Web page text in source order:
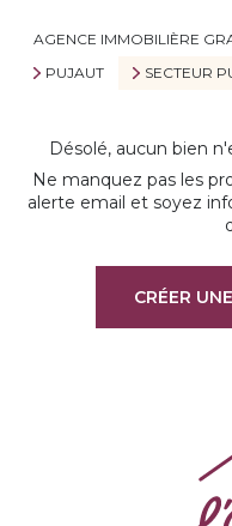
AGENCE IMMOBILIÈRE
PUJAUT
SECTEUR
Désolé, aucun bien
Ne manquez pas les
alerte email et soyez
CRÉER